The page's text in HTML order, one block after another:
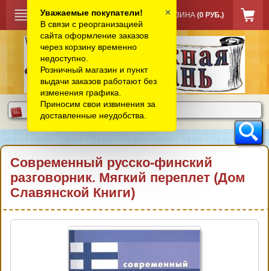
КОРЗИНА (0 РУБ.)
Современный русско-финский
разговорник. Мягкий переплет (Дом
Славянской Книги)
Уважаемые покупатели!
В связи с реорганизацией
сайта оформление заказов
через корзину временно
недоступно.
Розничный магазин и пункт
выдачи заказов работают без
изменения графика.
Приносим свои извинения за
доставленные неудобства.
×